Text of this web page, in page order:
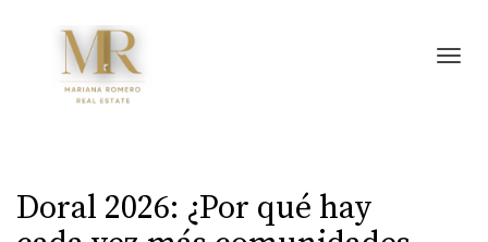
Doral 2026: ¿Por qué hay